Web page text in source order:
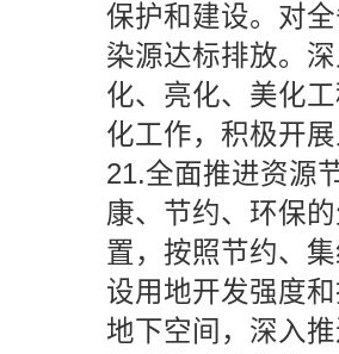
保护和建设。对
染源达标排放。
化、亮化、美化
化工作，积极开
21.全面推进资源
康、节约、环保
置，按照节约、
设用地开发强度
地下空间，深入